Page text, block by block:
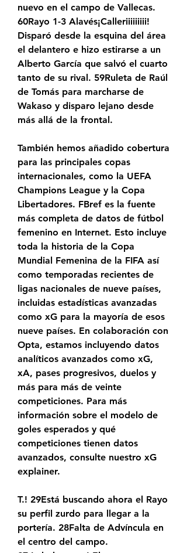
nuevo en el campo de Vallecas.
60Rayo 1-3 Alavés¡Calleriiiiiiiii!
Disparó desde la esquina del área
el delantero e hizo estirarse a un
Alberto García que salvó el cuarto
tanto de su rival. 59Ruleta de Raúl
de Tomás para marcharse de
Wakaso y disparo lejano desde
más allá de la frontal.
También hemos añadido cobertura
para las principales copas
internacionales, como la UEFA
Champions League y la Copa
Libertadores. FBref es la fuente
más completa de datos de fútbol
femenino en Internet. Esto incluye
toda la historia de la Copa
Mundial Femenina de la FIFA así
como temporadas recientes de
ligas nacionales de nueve países,
incluidas estadísticas avanzadas
como xG para la mayoría de esos
nueve países. En colaboración con
Opta, estamos incluyendo datos
analíticos avanzados como xG,
xA, pases progresivos, duelos y
más para más de veinte
competiciones. Para más
información sobre el modelo de
goles esperados y qué
competiciones tienen datos
avanzados, consulte nuestro xG
explainer.
T.! 29Está buscando ahora el Rayo
su perfil zurdo para llegar a la
portería. 28Falta de Advíncula en
el centro del campo.